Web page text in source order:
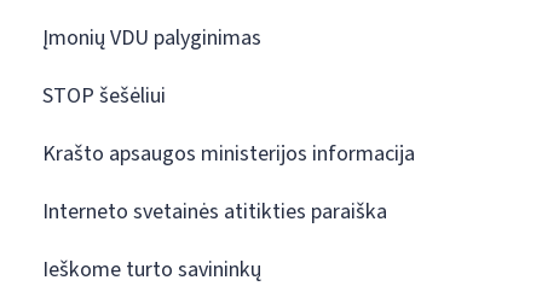
Įmonių VDU palyginimas
STOP šešėliui
Krašto apsaugos ministerijos informacija
Interneto svetainės atitikties paraiška
Ieškome turto savininkų